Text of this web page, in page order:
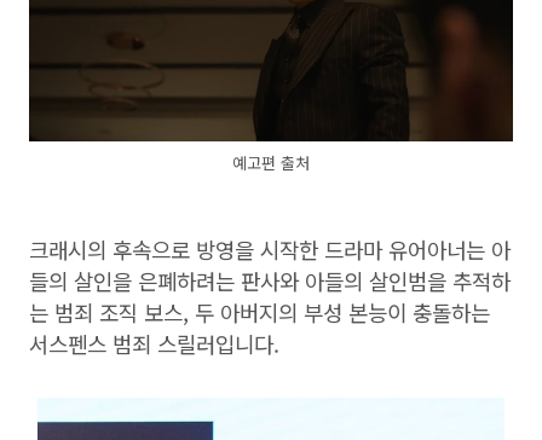
예고편 출처
크래시의 후속으로 방영을 시작한 드라마 유어아너는 아
들의 살인을 은폐하려는 판사와 아들의 살인범을 추적하
는 범죄 조직 보스, 두 아버지의 부성 본능이 충돌하는
서스펜스 범죄 스릴러입니다.